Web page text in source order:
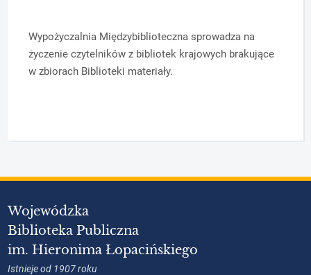
Wypożyczalnia Międzybiblioteczna sprowadza na
życzenie czytelników z bibliotek krajowych brakujące
w zbiorach Biblioteki materiały.
Wojewódzka
Biblioteka Publiczna
im. Hieronima Łopacińskiego
Istnieje od 1907 roku